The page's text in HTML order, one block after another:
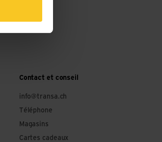
Contact et conseil
info@transa.ch
Téléphone
Magasins
Cartes cadeaux